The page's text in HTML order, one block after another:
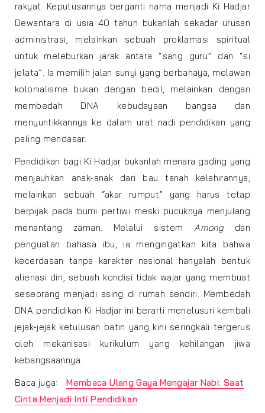
rakyat. Keputusannya berganti nama menjadi Ki Hadjar
Dewantara di usia 40 tahun bukanlah sekadar urusan
administrasi, melainkan sebuah proklamasi spiritual
untuk meleburkan jarak antara “sang guru” dan “si
jelata”. Ia memilih jalan sunyi yang berbahaya, melawan
kolonialisme bukan dengan bedil, melainkan dengan
membedah DNA kebudayaan bangsa dan
menyuntikkannya ke dalam urat nadi pendidikan yang
paling mendasar.
Pendidikan bagi Ki Hadjar bukanlah menara gading yang
menjauhkan anak-anak dari bau tanah kelahirannya,
melainkan sebuah “akar rumput” yang harus tetap
berpijak pada bumi pertiwi meski pucuknya menjulang
menantang zaman. Melalui sistemAmong dan
penguatan bahasa ibu, ia mengingatkan kita bahwa
kecerdasan tanpa karakter nasional hanyalah bentuk
alienasi diri, sebuah kondisi tidak wajar yang membuat
seseorang menjadi asing di rumah sendiri. Membedah
DNA pendidikan Ki Hadjar ini berarti menelusuri kembali
jejak-jejak ketulusan batin yang kini seringkali tergerus
oleh mekanisasi kurikulum yang kehilangan jiwa
kebangsaannya.
Baca juga:
Membaca Ulang Gaya Mengajar Nabi: Saat
Cinta Menjadi Inti Pendidikan